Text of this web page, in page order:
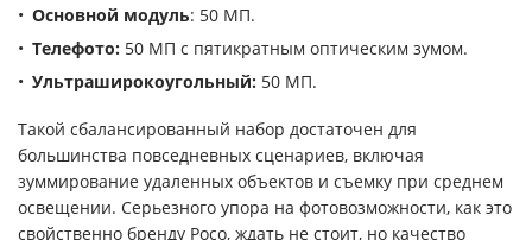
Основной модуль: 50 МП.
Телефото: 50 МП с пятикратным оптическим зумом.
Ультраширокоугольный: 50 МП.
Такой сбалансированный набор достаточен для
большинства повседневных сценариев, включая
зуммирование удаленных объектов и съемку при среднем
освещении. Серьезного упора на фотовозможности, как это
свойственно бренду Poco, ждать не стоит, но качество